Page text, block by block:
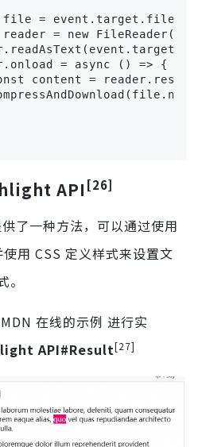
=
= new FileReader();
= async () => {
content =
API [26]
了一种方法，可以通过使用
用 CSS 定义样式来设置文
在线的示例 进行实
API#Result[27]